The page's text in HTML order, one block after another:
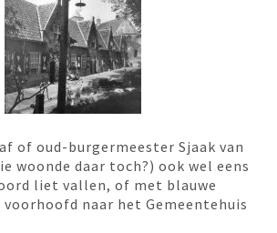
of oud-burgermeester Sjaak van
woonde daar toch?) ook wel eens
liet vallen, of met blauwe
naar het Gemeentehuis